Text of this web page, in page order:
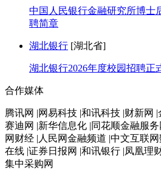
中国人民银行金融研究所博士
聘简章
湖北银行 [湖北省]
湖北银行2026年度校园招聘正
合作媒体
腾讯网 |网易科技 |和讯科技 |财新网
赛迪网 |新华信息化 |同花顺金融服
网财经 |人民网金融频道 |中文互联
在线 |证券日报网 |和讯银行 |凤凰理
集中采购网